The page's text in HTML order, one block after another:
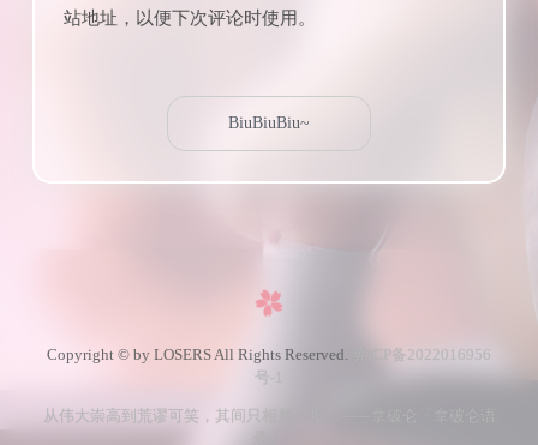
站地址，以便下次评论时使用。
Copyright © by LOSERS All Rights Reserved.
冀ICP备2022016956
号-1
从伟大崇高到荒谬可笑，其间只相差一步。——拿破仑「拿破仑语